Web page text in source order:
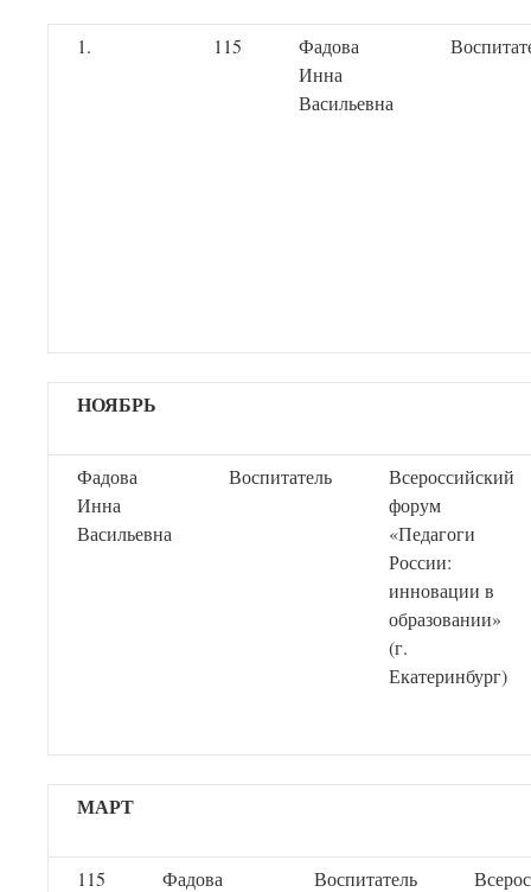
1. 115
Фадова
Инна
Васильевна
НОЯБРЬ
Фадова
Инна
Васильевна
Воспитатель
Всероссийский
форум
«Педагоги
России:
инновации в
образовании»
(г.
Екатеринбург)
МАРТ
115
Фадова
Воспитатель